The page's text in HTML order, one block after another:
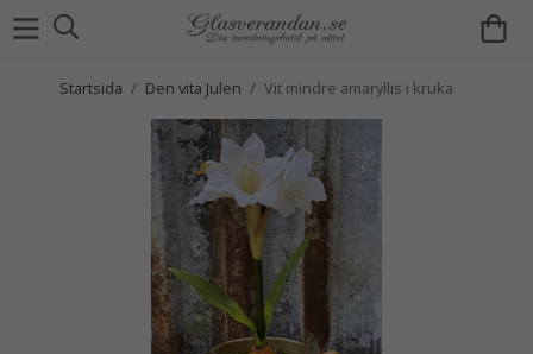
Startsida / Den vita Julen / Vit mindre amaryllis i kruka